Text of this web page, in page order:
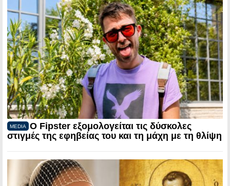
MEDIA
Ο Fipster εξομολογείται τις δύσκολες
στιγμές της εφηβείας του και τη μάχη με τη θλίψη